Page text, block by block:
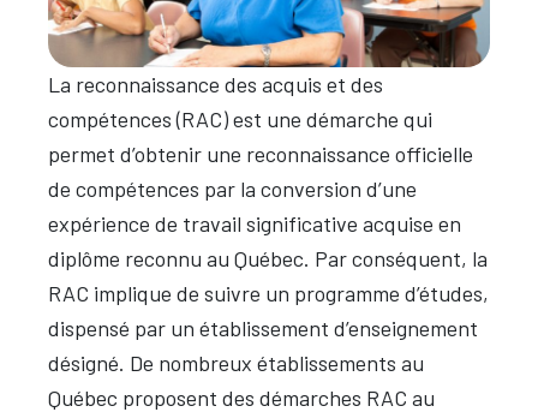
La reconnaissance des acquis et des
compétences (RAC) est une démarche qui
permet d’obtenir une reconnaissance officielle
de compétences par la conversion d’une
expérience de travail significative acquise en
diplôme reconnu au Québec. Par conséquent, la
RAC implique de suivre un programme d’études,
dispensé par un établissement d’enseignement
désigné. De nombreux établissements au
Québec proposent des démarches RAC au